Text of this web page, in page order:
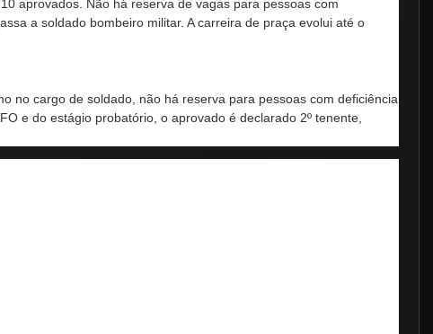
aprovados. Não há reserva de vagas para pessoas com
a soldado bombeiro militar. A carreira de praça evolui até o
no cargo de soldado, não há reserva para pessoas com deficiência
e do estágio probatório, o aprovado é declarado 2º tenente,